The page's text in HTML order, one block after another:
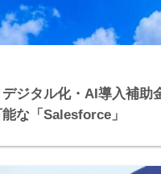
デジタル化・AI導入補助
能な「Salesforce」